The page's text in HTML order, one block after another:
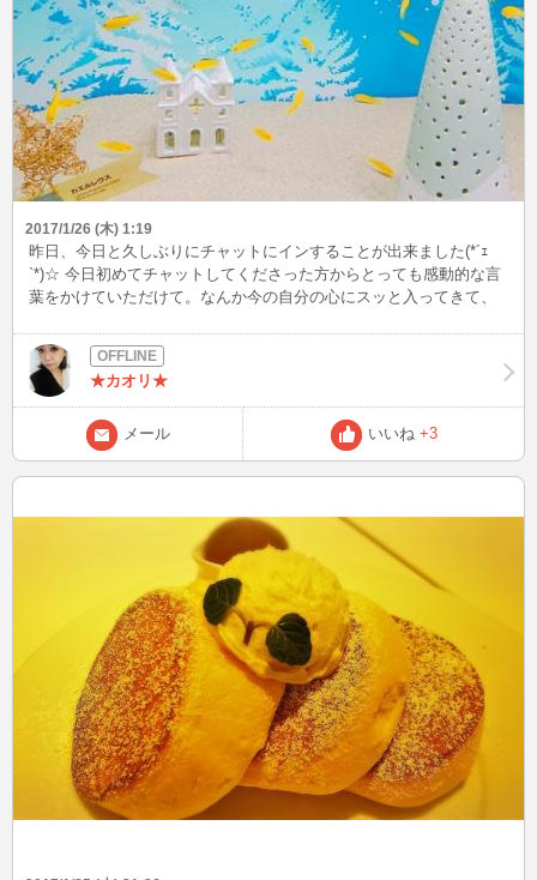
2017/1/26 (木) 1:19
昨日、今日と久しぶりにチャットにインすることが出来ました(*´ｪ
`*)☆ 今日初めてチャットしてくださった方からとっても感動的な言
葉をかけていただけて。なんか今の自分の心にスッと入ってきて、
要な言葉をいただけたのかなって思います。ほんとチャットって普
段出会えないような方々と色んなお話が出来るから楽しいです☆ お
かげさまで今日はとっても素敵な日になりました☆ありがとうござ
いました☆ また金曜日の夜にイン出来たらしたいと思ってます♪お
時間ございましたら、是非お話していただけたら嬉しいですー(*´ -`)
(´- `*) 先日大好きな水族館に行ってきました☆ほんと絵みたいに綺麗
な魚たち☆癒されましたー☆
★カオリ★
メール いいね +3